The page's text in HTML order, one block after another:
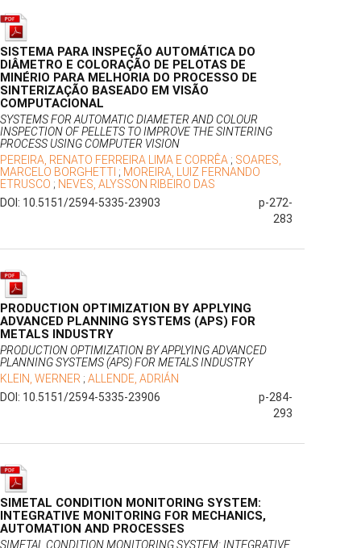
SISTEMA PARA INSPEÇÃO AUTOMÁTICA DO
DIÂMETRO E COLORAÇÃO DE PELOTAS DE
MINÉRIO PARA MELHORIA DO PROCESSO DE
SINTERIZAÇÃO BASEADO EM VISÃO
COMPUTACIONAL
SYSTEMS FOR AUTOMATIC DIAMETER AND COLOUR
INSPECTION OF PELLETS TO IMPROVE THE SINTERING
PROCESS USING COMPUTER VISION
PEREIRA, RENATO FERREIRA LIMA E CORRÊA ; SOARES,
MARCELO BORGHETTI ; MOREIRA, LUIZ FERNANDO
ETRUSCO ; NEVES, ALYSSON RIBEIRO DAS
DOI: 10.5151/2594-5335-23903
p-272-
283
PRODUCTION OPTIMIZATION BY APPLYING
ADVANCED PLANNING SYSTEMS (APS) FOR
METALS INDUSTRY
PRODUCTION OPTIMIZATION BY APPLYING ADVANCED
PLANNING SYSTEMS (APS) FOR METALS INDUSTRY
KLEIN, WERNER ; ALLENDE, ADRIÁN
DOI: 10.5151/2594-5335-23906
p-284-
293
SIMETAL CONDITION MONITORING SYSTEM:
INTEGRATIVE MONITORING FOR MECHANICS,
AUTOMATION AND PROCESSES
SIMETAL CONDITION MONITORING SYSTEM: INTEGRATIVE